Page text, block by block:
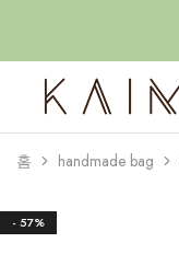
홈 handmade bag
- 57%